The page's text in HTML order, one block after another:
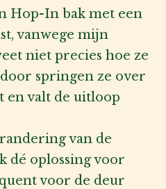
Hop-In bak met een
vanwege mijn
niet precies hoe ze
springen ze over
en valt de uitloop
van de
dé oplossing voor
voor de deur